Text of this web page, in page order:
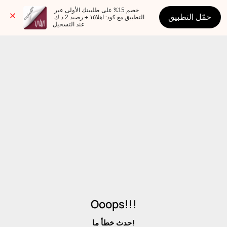
عند التسجيل
حمّل التطبيق
Ooops!!!
حدث خطأ ما!